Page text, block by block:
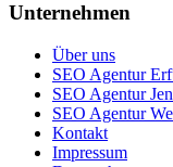
Unternehmen
Über uns
SEO Agentur
SEO Agentur
SEO Agentur
Kontakt
Impressum